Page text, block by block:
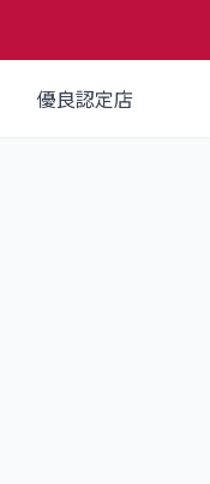
優良認定店